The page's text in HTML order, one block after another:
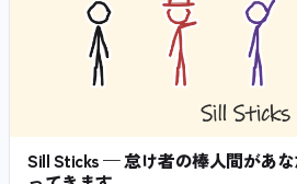
Sill Sticks — 怠け者の棒人間があ